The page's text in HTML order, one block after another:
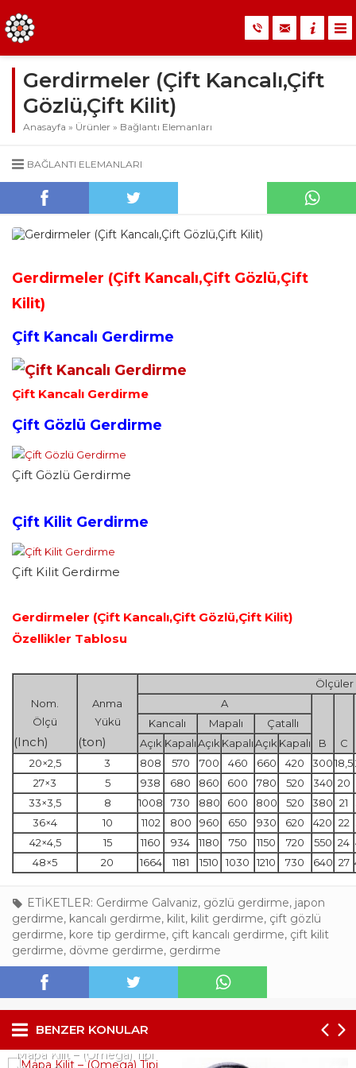
Gerdirmeler (Çift Kancalı,Çift
Gözlü,Çift Kilit)
Anasayfa » Ürünler » Bağlantı Elemanları
BAĞLANTI ELEMANLARI
Gerdirmeler (Çift Kancalı,Çift Gözlü,Çift
Kilit)
Çift Kancalı Gerdirme
Çift Kancalı Gerdirme
Çift Gözlü Gerdirme
Çift Gözlü Gerdirme
Çift Kilit Gerdirme
Çift Kilit Gerdirme
Gerdirmeler (Çift Kancalı,Çift Gözlü,Çift Kilit)
Özellikler Tablosu
Nom.
Ölçü
(Inch)
Anma
Yükü
(ton)
Ölçüler
A
B C
Kancalı Mapalı
Çatallı
Açık KapalıAçık KapalıAçık Kapalı
20×2,5
3 808 570 700 460 660 420 30018,5
27×3
5 938 680 860 600 780 520 340 20
33×3,5
8 1008 730 880 600 800 520 380 21
36×4
10 1102 800 960 650 930 620 420 22
42×4,5
15 1160 934 1180 750 1150 720 550 24
48×5
20 1664 1181 1510 1030 1210 730 640 27
ETİKETLER: Gerdirme Galvaniz, gözlü gerdirme, japon
gerdirme, kancalı gerdirme, kilit, kilit gerdirme, çift gözlü
gerdirme, kore tip gerdirme, çift kancalı gerdirme, çift kilit
gerdirme, dövme gerdirme, gerdirme
BENZER KONULAR
Mapa Kilit – (Omega) Tipi